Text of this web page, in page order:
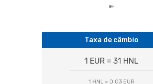
Taxa de câmbio
1 EUR = 31 HNL
1 HNL = 0.03 EUR